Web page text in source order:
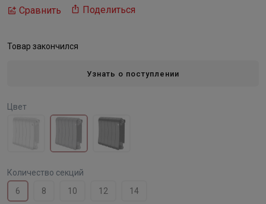
Сравнить Поделиться
Товар закончился
Узнать о поступлении
Цвет
Количество секций
6
8 10 12 14